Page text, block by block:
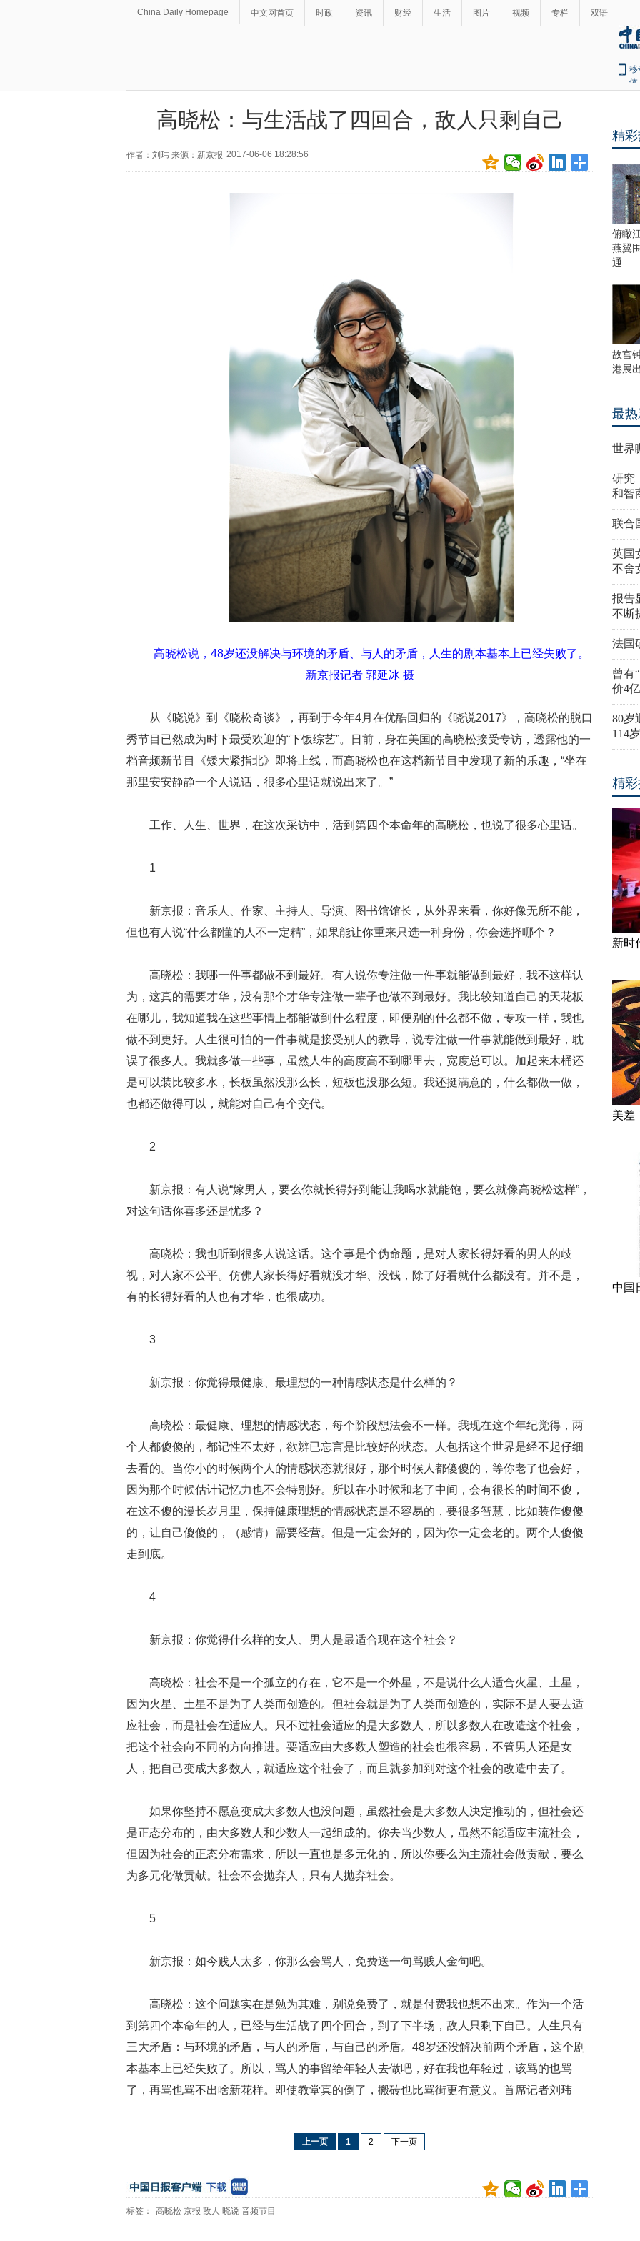
China Daily Homepage 中文网首页 时政 资讯 财经 生活 图片 视频 专栏 双语
移
体
高晓松：与生活战了四回合，敌人只剩自己
作者：刘玮 来源：新京报 2017-06-06 18:28:56
高晓松说，48岁还没解决与环境的矛盾、与人的矛盾，人生的剧本基本上已经失败了。
新京报记者 郭延冰 摄
从《晓说》到《晓松奇谈》，再到于今年4月在优酷回归的《晓说2017》，高晓松的脱口
秀节目已然成为时下最受欢迎的“下饭综艺”。日前，身在美国的高晓松接受专访，透露他的一
档音频新节目《矮大紧指北》即将上线，而高晓松也在这档新节目中发现了新的乐趣，“坐在
那里安安静静一个人说话，很多心里话就说出来了。”
工作、人生、世界，在这次采访中，活到第四个本命年的高晓松，也说了很多心里话。
1
新京报：音乐人、作家、主持人、导演、图书馆馆长，从外界来看，你好像无所不能，
但也有人说“什么都懂的人不一定精”，如果能让你重来只选一种身份，你会选择哪个？
高晓松：我哪一件事都做不到最好。有人说你专注做一件事就能做到最好，我不这样认
为，这真的需要才华，没有那个才华专注做一辈子也做不到最好。我比较知道自己的天花板
在哪儿，我知道我在这些事情上都能做到什么程度，即便别的什么都不做，专攻一样，我也
做不到更好。人生很可怕的一件事就是接受别人的教导，说专注做一件事就能做到最好，耽
误了很多人。我就多做一些事，虽然人生的高度高不到哪里去，宽度总可以。加起来木桶还
是可以装比较多水，长板虽然没那么长，短板也没那么短。我还挺满意的，什么都做一做，
也都还做得可以，就能对自己有个交代。
2
新京报：有人说“嫁男人，要么你就长得好到能让我喝水就能饱，要么就像高晓松这样”，
对这句话你喜多还是忧多？
高晓松：我也听到很多人说这话。这个事是个伪命题，是对人家长得好看的男人的歧
视，对人家不公平。仿佛人家长得好看就没才华、没钱，除了好看就什么都没有。并不是，
有的长得好看的人也有才华，也很成功。
3
新京报：你觉得最健康、最理想的一种情感状态是什么样的？
高晓松：最健康、理想的情感状态，每个阶段想法会不一样。我现在这个年纪觉得，两
个人都傻傻的，都记性不太好，欲辨已忘言是比较好的状态。人包括这个世界是经不起仔细
去看的。当你小的时候两个人的情感状态就很好，那个时候人都傻傻的，等你老了也会好，
因为那个时候估计记忆力也不会特别好。所以在小时候和老了中间，会有很长的时间不傻，
在这不傻的漫长岁月里，保持健康理想的情感状态是不容易的，要很多智慧，比如装作傻傻
的，让自己傻傻的，（感情）需要经营。但是一定会好的，因为你一定会老的。两个人傻傻
走到底。
4
新京报：你觉得什么样的女人、男人是最适合现在这个社会？
高晓松：社会不是一个孤立的存在，它不是一个外星，不是说什么人适合火星、土星，
因为火星、土星不是为了人类而创造的。但社会就是为了人类而创造的，实际不是人要去适
应社会，而是社会在适应人。只不过社会适应的是大多数人，所以多数人在改造这个社会，
把这个社会向不同的方向推进。要适应由大多数人塑造的社会也很容易，不管男人还是女
人，把自己变成大多数人，就适应这个社会了，而且就参加到对这个社会的改造中去了。
如果你坚持不愿意变成大多数人也没问题，虽然社会是大多数人决定推动的，但社会还
是正态分布的，由大多数人和少数人一起组成的。你去当少数人，虽然不能适应主流社会，
但因为社会的正态分布需求，所以一直也是多元化的，所以你要么为主流社会做贡献，要么
为多元化做贡献。社会不会抛弃人，只有人抛弃社会。
5
新京报：如今贱人太多，你那么会骂人，免费送一句骂贱人金句吧。
高晓松：这个问题实在是勉为其难，别说免费了，就是付费我也想不出来。作为一个活
到第四个本命年的人，已经与生活战了四个回合，到了下半场，敌人只剩下自己。人生只有
三大矛盾：与环境的矛盾，与人的矛盾，与自己的矛盾。48岁还没解决前两个矛盾，这个剧
本基本上已经失败了。所以，骂人的事留给年轻人去做吧，好在我也年轻过，该骂的也骂
了，再骂也骂不出啥新花样。即使教堂真的倒了，搬砖也比骂街更有意义。首席记者刘玮
上一页 1 2 下一页
标签： 高晓松 京报 敌人 晓说 音频节目
精
俯瞰
燕翼
通
故宫
港展
最
世界
研究
和智
联合
英国
不舍
报告
不断
法国
曾有
价4亿
80岁
114
精
新时
美差
中国